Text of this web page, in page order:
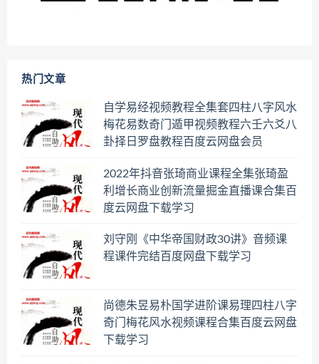
热门文章
自学易经视频教程全集套四柱八字风水
梅花易数奇门遁甲视频教程六壬六爻八
卦择日罗盘教程百度云网盘会员
2022年抖音张琦商业课程全集张琦盈
利增长商业创新流量掘金直播课合集百
度云网盘下载学习
刘守刚《中华帝国财政30讲》音频课
程课件完结百度网盘下载学习
尚德朱昱易朴国学进阶课易理四柱八字
奇门梅花风水视频课程合集百度云网盘
下载学习